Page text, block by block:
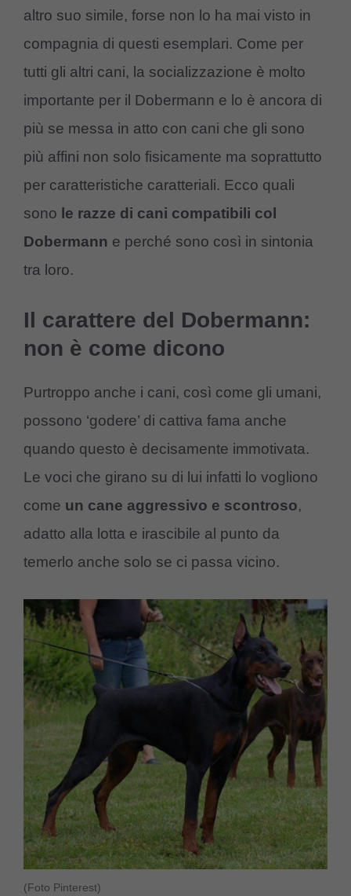
altro suo simile, forse non lo ha mai visto in
compagnia di questi esemplari. Come per
tutti gli altri cani, la socializzazione è molto
importante per il Dobermann e lo è ancora di
più se messa in atto con cani che gli sono
più affini non solo fisicamente ma soprattutto
per caratteristiche caratteriali. Ecco quali
sono le razze di cani compatibili col
Dobermann e perché sono così in sintonia
tra loro.
Il carattere del Dobermann:
non è come dicono
Purtroppo anche i cani, così come gli umani,
possono ‘godere’ di cattiva fama anche
quando questo è decisamente immotivata.
Le voci che girano su di lui infatti lo vogliono
come un cane aggressivo e scontroso,
adatto alla lotta e irascibile al punto da
temerlo anche solo se ci passa vicino.
(Foto Pinterest)